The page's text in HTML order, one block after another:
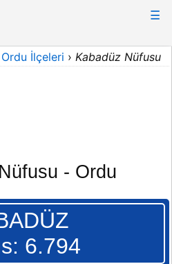
☰
Ordu İlçeleri › Kabadüz Nüfusu
- Ordu
6.794